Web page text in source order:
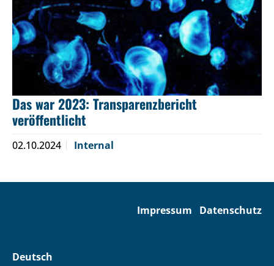
Das war 2023: Transparenzbericht
veröffentlicht
02.10.2024 Internal
Impressum Datenschutz
Deutsch